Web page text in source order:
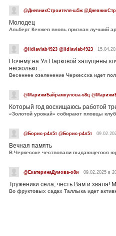
@ДневникСтроителя-ш5ж
Молодец
Альберт Кенжев вновь признан лучший
@lidiavlab4923 @lidiavlab4923
Почему на Ул.Парковой запущены
несколько...
Весеннее озеленение Черкесска идет
@МариямБайрамкулова-э8ц
Который год восхищаюсь работой
«Золотой урожай» собирают пловцы
@Борис-р4л5т @Борис-р4л5т
Вечная память
@ЕкатеринаДумова-о8и 09.02.2025 в
Труженики села, честь Вам и хвала!
Во фруктовых садах Таллыка идет